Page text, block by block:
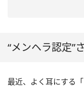
“メンヘラ認定”
最近、よく耳にする